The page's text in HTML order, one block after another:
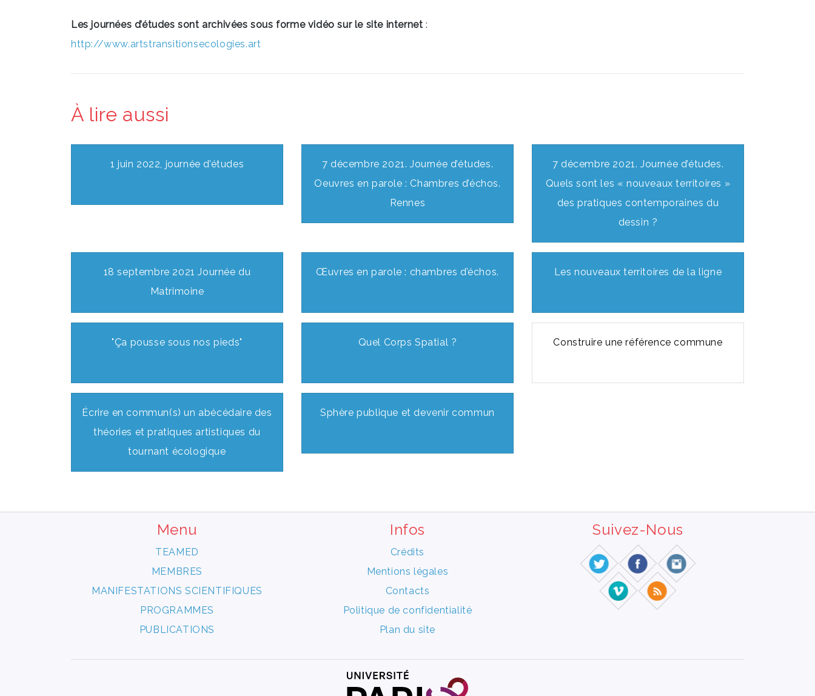
Les journées d’études sont archivées sous forme vidéo sur le site internet :
http://www.artstransitionsecologies.art
À lire aussi
1 juin 2022, journée d’études
7 décembre 2021. Journée d’études.
Oeuvres en parole : Chambres d’échos.
Rennes
7 décembre 2021. Journée d’études.
Quels sont les « nouveaux territoires »
des pratiques contemporaines du
dessin ?
18 septembre 2021 Journée du
Matrimoine
Œuvres en parole : chambres d’échos. Les nouveaux territoires de la ligne
"Ça pousse sous nos pieds" Quel Corps Spatial ? Construire une référence commune
Écrire en commun(s) un abécédaire des
théories et pratiques artistiques du
tournant écologique
Sphère publique et devenir commun
Menu
TEAMED
MEMBRES
MANIFESTATIONS SCIENTIFIQUES
PROGRAMMES
PUBLICATIONS
Infos
Crédits
Mentions légales
Contacts
Politique de confidentialité
Plan du site
Suivez-Nous